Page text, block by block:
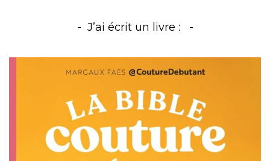
J’ai écrit un livre :